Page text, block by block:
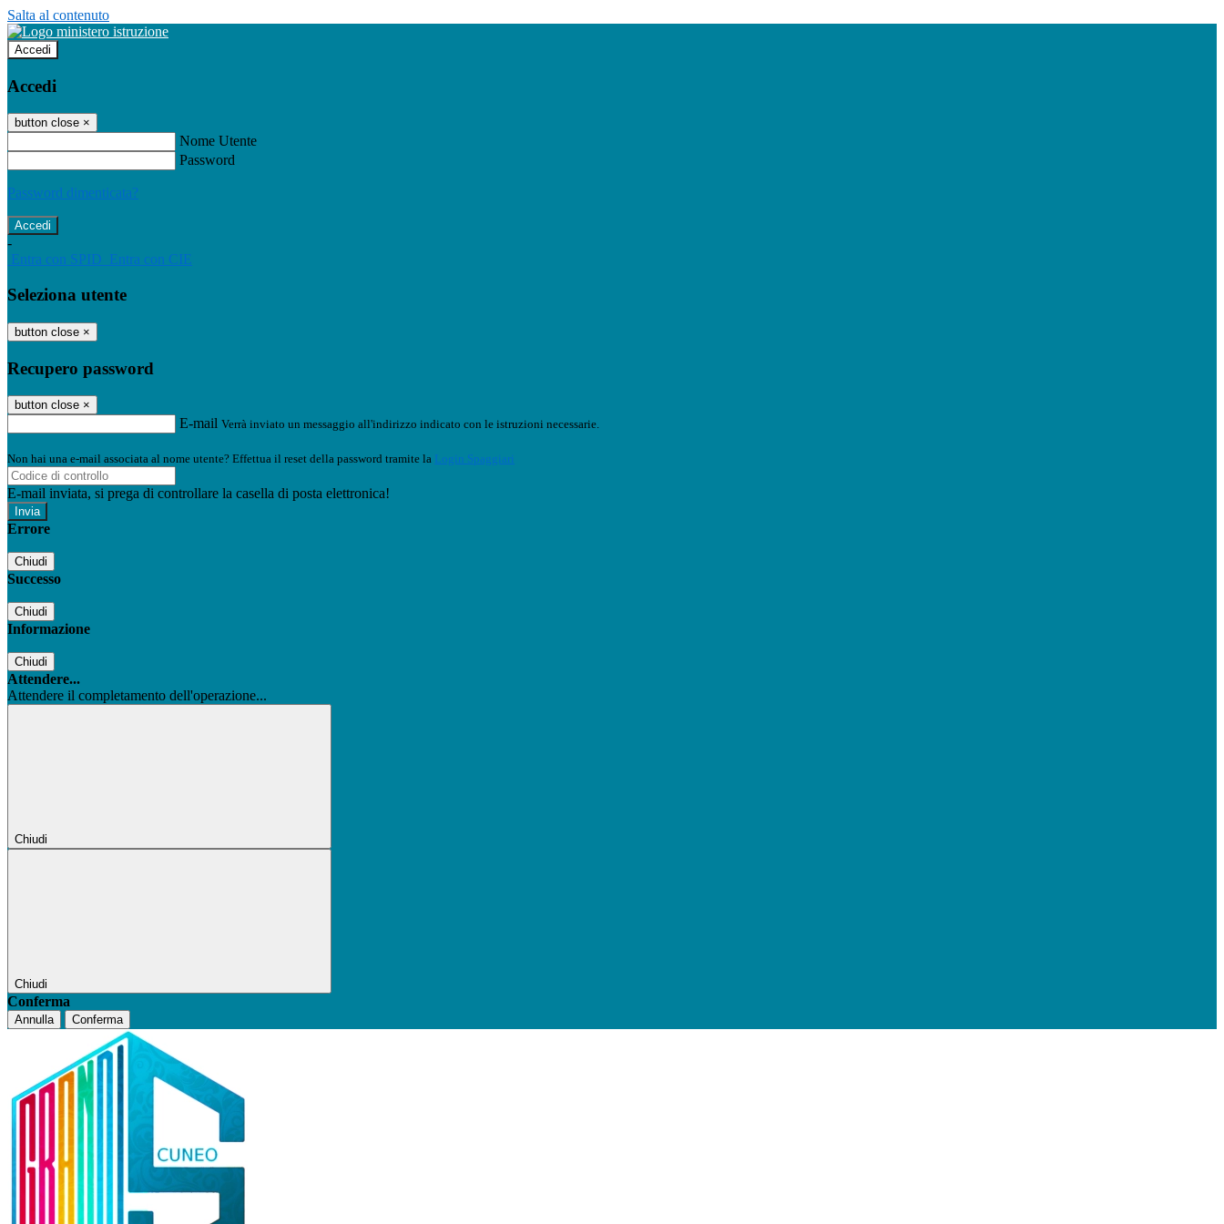
Salta al contenuto
Accedi
Accedi
button close ×
Nome Utente
Password
Password dimenticata?
-
Entra con SPID Entra con CIE
Seleziona utente
button close ×
Recupero password
button close ×
E-mail Verrà inviato un messaggio all'indirizzo indicato con le istruzioni necessarie.
Non hai una e-mail associata al nome utente? Effettua il reset della password tramite la Login Spaggiari
E-mail inviata, si prega di controllare la casella di posta elettronica!
Errore
Chiudi
Successo
Chiudi
Informazione
Chiudi
Attendere...
Attendere il completamento dell'operazione...
Chiudi
Chiudi
Conferma
Annulla Conferma